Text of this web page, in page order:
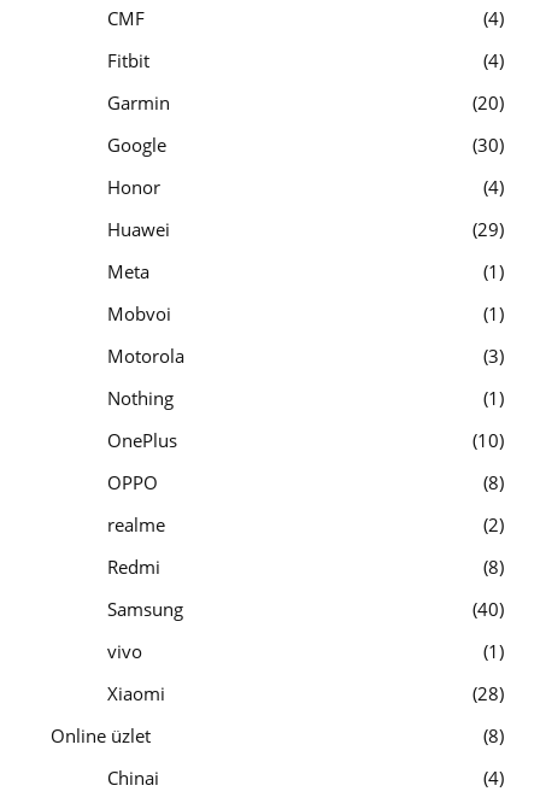
CMF
4
Fitbit
4
Garmin
20
Google
30
Honor
4
Huawei
29
Meta
1
Mobvoi
1
Motorola
3
Nothing
1
OnePlus
10
OPPO
8
realme
2
Redmi
8
Samsung
40
vivo
1
Xiaomi
28
Online üzlet
8
Chinai
4